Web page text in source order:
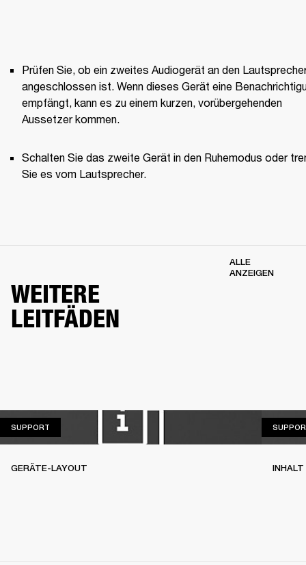
Prüfen Sie, ob ein zweites Audiogerät an den
angeschlossen ist. Wenn dieses Gerät eine
empfängt, kann es zu einem kurzen, vorübergehenden
Aussetzer kommen.
Schalten Sie das zweite Gerät in den Ruhemodus oder
Sie es vom Lautsprecher.
WEITERE
LEITFÄDEN
ALLE
ANZEIGEN
SUPPORT
GERÄTE-LAYOUT